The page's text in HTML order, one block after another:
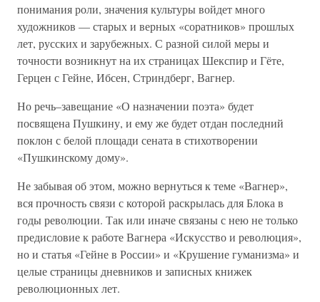
понимания роли, значения культуры войдет много
художников — старых и верных «соратников» прошлых
лет, русских и зарубежных. С разной силой меры и
точности возникнут на их страницах Шекспир и Гёте,
Герцен с Гейне, Ибсен, Стриндберг, Вагнер.
Но речь–завещание «О назначении поэта» будет
посвящена Пушкину, и ему же будет отдан последний
поклон с белой площади сената в стихотворении
«Пушкинскому дому».
Не забывая об этом, можно вернуться к теме «Вагнер»,
вся прочность связи с которой раскрылась для Блока в
годы революции. Так или иначе связаны с нею не только
предисловие к работе Вагнера «Искусство и революция»,
но и статья «Гейне в России» и «Крушение гуманизма» и
целые страницы дневников и записных книжек
революционных лет.